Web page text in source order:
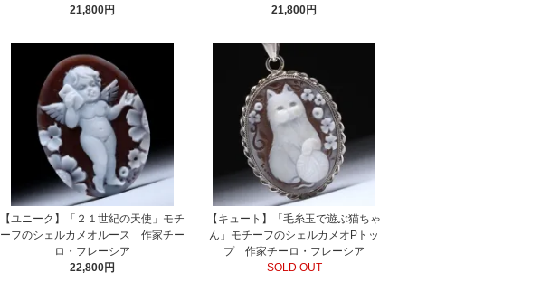
21,800円
21,800円
【ユニーク】「２１世紀の天使」モチ
ーフのシェルカメオルース 作家チー
ロ・フレーシア
22,800円
【キュート】「毛糸玉で遊ぶ猫ちゃ
ん」モチーフのシェルカメオPトッ
プ 作家チーロ・フレーシア
SOLD OUT